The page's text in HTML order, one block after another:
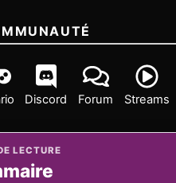
Discord Forum Streams
LECTURE